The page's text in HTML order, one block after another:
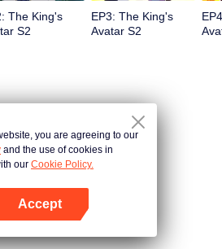
The King's
S2
EP3: The King's
Avatar S2
you are agreeing to our
and the use of cookies in
our Cookie Policy.
Accept